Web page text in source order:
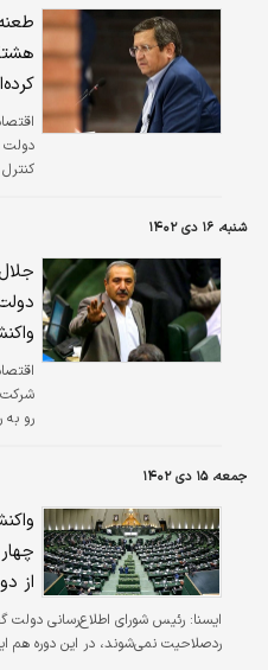
دولت
شنبه، ۱۶ دی ۱۴۰۲
شرکت
رو به
جمعه، ۱۵ دی ۱۴۰۲
از
ايسنا: رئیس شورای اطلاع‌رسانی دولت
ردصلاحیت نمی‌شوند، در این دوره هم